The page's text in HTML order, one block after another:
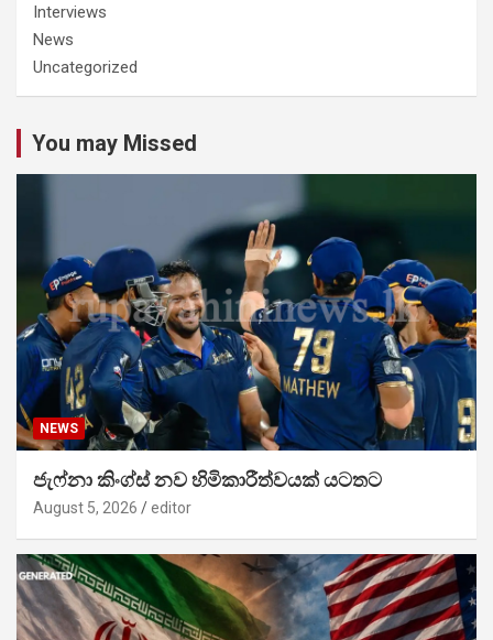
Interviews
News
Uncategorized
You may Missed
NEWS
ජැෆ්නා කිංග්ස් නව හිමිකාරීත්වයක් යටතට
August 5, 2026 editor